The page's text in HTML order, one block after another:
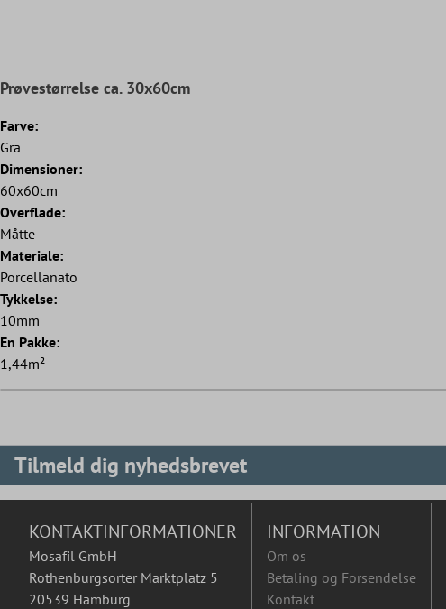
Prøvestørrelse ca. 30x60cm
Farve:
Gra
Dimensioner:
60x60cm
Overflade:
Måtte
Materiale:
Porcellanato
Tykkelse:
10mm
En Pakke:
1,44m²
Tilmeld dig nyhedsbrevet
KONTAKTINFORMATIONER
Mosafil GmbH
Rothenburgsorter Marktplatz 5
20539 Hamburg
INFORMATION
Om os
Betaling og Forsendelse
Kontakt